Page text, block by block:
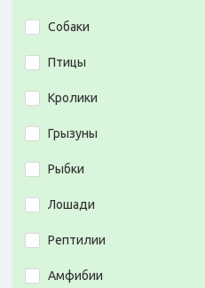
Собаки
Птицы
Кролики
Грызуны
Рыбки
Лошади
Рептилии
Амфибии